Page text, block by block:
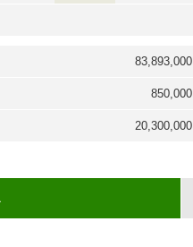
83,893,000
850,000
20,300,000